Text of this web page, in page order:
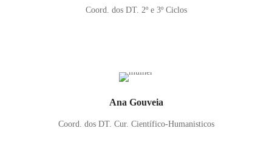
Coord. dos DT. 2º e 3º Ciclos
Ana Gouveia
Coord. dos DT. Cur. Científico-Humanisticos